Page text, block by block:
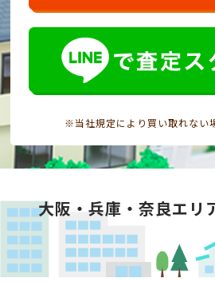
※当社規定により買い取れない
大阪・兵庫・奈良エリ